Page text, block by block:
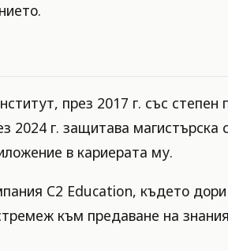
през 2017 г. със
2024 г. защитава
в кариерата му.
C2 Education, където
към предаване на